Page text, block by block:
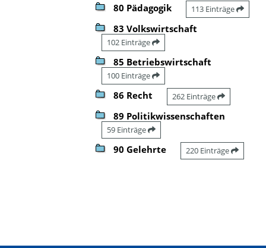
80 Pädagogik 113 Einträge
83 Volkswirtschaft
102 Einträge
85 Betriebswirtschaft
100 Einträge
86 Recht 262 Einträge
89 Politikwissenschaften
59 Einträge
90 Gelehrte 220 Einträge